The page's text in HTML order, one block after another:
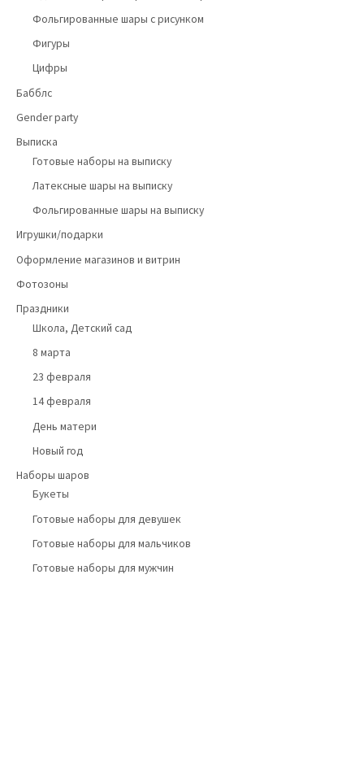
Фольгированные шары с рисунком
Фигуры
Цифры
Бабблс
Gender party
Выписка
Готовые наборы на выписку
Латексные шары на выписку
Фольгированные шары на выписку
Игрушки/подарки
Оформление магазинов и витрин
Фотозоны
Праздники
Школа, Детский сад
8 марта
23 февраля
14 февраля
День матери
Новый год
Наборы шаров
Букеты
Готовые наборы для девушек
Готовые наборы для мальчиков
Готовые наборы для мужчин